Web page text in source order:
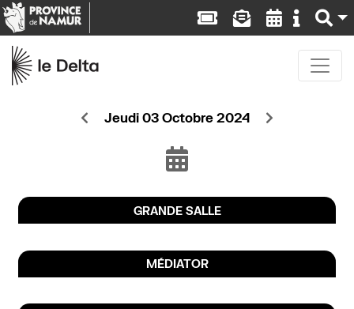
Jeudi 03 Octobre 2024
GRANDE SALLE
MÉDIATOR